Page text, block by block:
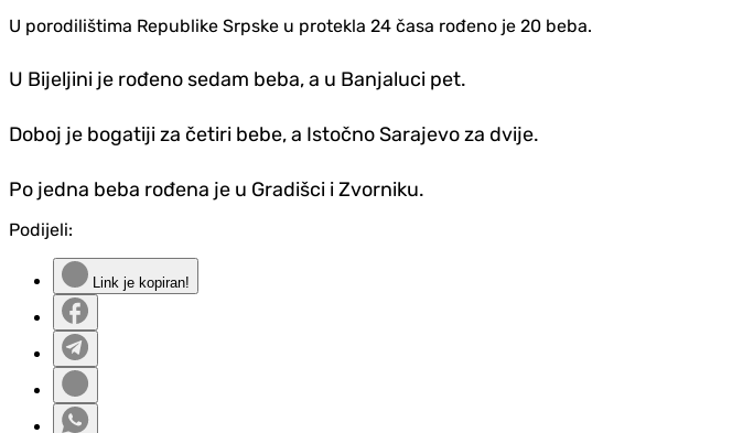
U porodilištima Republike Srpske u protekla 24 časa rođeno je 20 beba.
U Bijeljini je rođeno sedam beba, a u Banjaluci pet.
Doboj je bogatiji za četiri bebe, a Istočno Sarajevo za dvije.
Po jedna beba rođena je u Gradišci i Zvorniku.
Podijeli:
Link je kopiran!